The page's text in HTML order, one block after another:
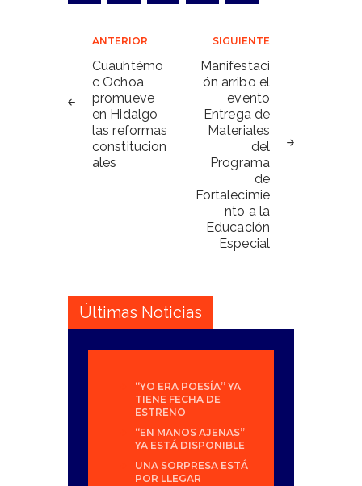
Navegación
de
entradas
ANTERIOR
Cuauhtémo
c Ochoa
promueve
en Hidalgo
las reformas
constitucion
ales
SIGUIENTE
Manifestaci
ón arribo el
evento
Entrega de
Materiales
del
Programa
de
Fortalecimie
nto a la
Educación
Especial
Últimas Noticias
“YO ERA POESÍA” YA
TIENE FECHA DE
ESTRENO
“EN MANOS AJENAS”
YA ESTÁ DISPONIBLE
UNA SORPRESA ESTÁ
POR LLEGAR